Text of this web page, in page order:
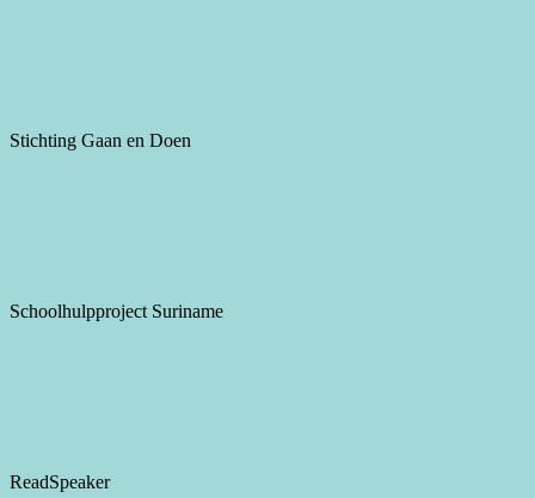
Stichting Gaan en Doen
Schoolhulpproject Suriname
ReadSpeaker